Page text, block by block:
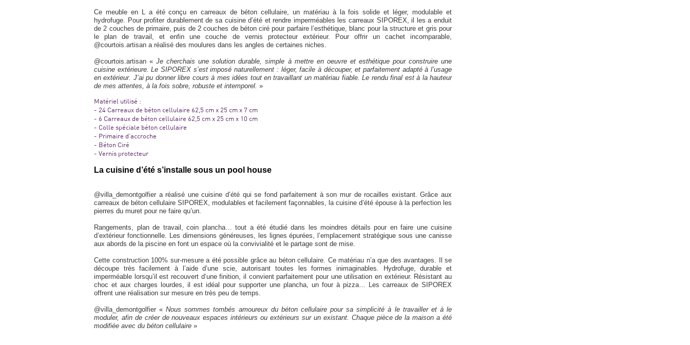
Ce meuble en L a été conçu en carreaux de béton cellulaire, un matériau à la fois solide et léger, modulable et
hydrofuge. Pour profiter durablement de sa cuisine d’été et rendre imperméables les carreaux SIPOREX, il les a enduit
de 2 couches de primaire, puis de 2 couches de béton ciré pour parfaire l’esthétique, blanc pour la structure et gris pour
le plan de travail, et enfin une couche de vernis protecteur extérieur. Pour offrir un cachet incomparable,
@courtois.artisan a réalisé des moulures dans les angles de certaines niches.
@courtois.artisan «Je cherchais une solution durable, simple à mettre en oeuvre et esthétique pour construire une
cuisine extérieure. Le SIPOREX s’est imposé naturellement : léger, facile à découper, et parfaitement adapté à l’usage
en extérieur. J’ai pu donner libre cours à mes idées tout en travaillant un matériau fiable. Le rendu final est à la hauteur
de mes attentes, à la fois sobre, robuste et intemporel. »
Matériel utilisé :
- 24 Carreaux de béton cellulaire 62,5 cm x 25 cm x 7 cm
- 6 Carreaux de béton cellulaire 62,5 cm x 25 cm x 10 cm
- Colle spéciale béton cellulaire
- Primaire d’accroche
- Béton Ciré
- Vernis protecteur
La cuisine d’été s’installe sous un pool house
@villa_demontgolfier a réalisé une cuisine d’été qui se fond parfaitement à son mur de rocailles existant. Grâce aux
carreaux de béton cellulaire SIPOREX, modulables et facilement façonnables, la cuisine d’été épouse à la perfection les
pierres du muret pour ne faire qu’un.
Rangements, plan de travail, coin plancha… tout a été étudié dans les moindres détails pour en faire une cuisine
d’extérieur fonctionnelle. Les dimensions généreuses, les lignes épurées, l’emplacement stratégique sous une canisse
aux abords de la piscine en font un espace où la convivialité et le partage sont de mise.
Cette construction 100% sur-mesure a été possible grâce au béton cellulaire. Ce matériau n’a que des avantages. Il se
découpe très facilement à l’aide d’une scie, autorisant toutes les formes inimaginables. Hydrofuge, durable et
imperméable lorsqu’il est recouvert d’une finition, il convient parfaitement pour une utilisation en extérieur. Résistant au
choc et aux charges lourdes, il est idéal pour supporter une plancha, un four à pizza… Les carreaux de SIPOREX
offrent une réalisation sur mesure en très peu de temps.
@villa_demontgolfier «Nous sommes tombés amoureux du béton cellulaire pour sa simplicité à le travailler et à le
moduler, afin de créer de nouveaux espaces intérieurs ou extérieurs sur un existant. Chaque pièce de la maison a été
modifiée avec du béton cellulaire »